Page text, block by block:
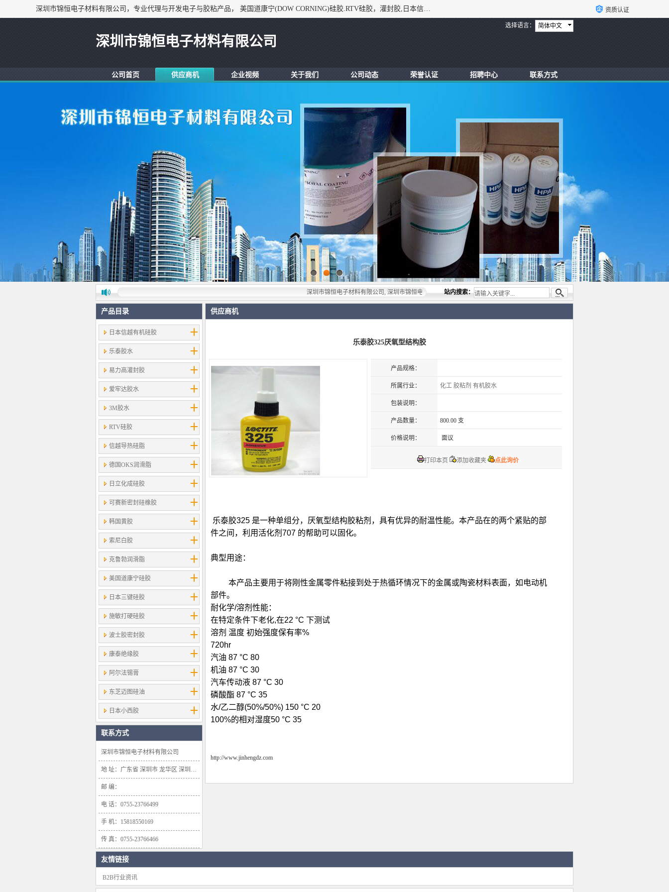
深圳市锦恒电子材料有限公司，专业代理与开发电子与胶粘产品， 美国道康宁(DOW CORNING)硅胶.RTV硅胶，灌封胶,日本信越(ShinEtsu)， 美国通用/东芝(GE/Toshiba)，美国HUMISEAL防潮绝缘胶， 日本小西(KONISHI)胶粘剂，3M,三键，乐泰，日本施敏打硬(CEMEDINE)硅胶，等众多进口品牌. 资质认证
简体中文
选择语言：
深圳市锦恒电子材料有限公司
公司首页 供应商机 企业视频 关于我们 公司动态 荣誉认证 招聘中心 联系方式
深圳市锦恒电子材料有限公司, 深圳市锦恒电子材料有限公司，专业代理与开发电子与胶粘产品， 美国道康宁(DOW CORNING)硅胶.RTV
站内搜索：
产品目录
日本信越有机硅胶
乐泰胶水
易力高灌封胶
爱牢达胶水
3M胶水
RTV硅胶
信越导热硅脂
德国OKS润滑脂
日立化成硅胶
可赛新密封硅橡胶
韩国黄胶
索尼白胶
克鲁勃润滑脂
美国道康宁硅胶
日本三键硅胶
施敏打硬硅胶
波士胶密封胶
康泰绝缘胶
阿尔法锡膏
东芝迈图硅油
日本小西胶
联系方式
深圳市锦恒电子材料有限公司
地 址：广东省 深圳市 龙华区 深圳市龙华新区大浪办事处浪口社区华盛路134号雍景轩商业大厦1638号
邮 编：
电 话：0755-23766499
手 机：15818550169
传 真：0755-23766466
供应商机
乐泰胶325厌氧型结构胶
产品规格：
所属行业： 化工 胶粘剂 有机胶水
包装说明：
产品数量： 800.00 支
价格说明： 面议
打印本页 添加收藏夹 点此询价
乐泰胶325 是一种单组分，厌氧型结构胶粘剂，具有优异的耐温性能。本产品在的两个紧贴的部
件之间，利用活化剂707 的帮助可以固化。
典型用途：
本产品主要用于将刚性金属零件粘接到处于热循环情况下的金属或陶瓷材料表面，如电动机
部件。
耐化学/溶剂性能：
在特定条件下老化,在22 °C 下测试
溶剂 温度 初始强度保有率%
720hr
汽油 87 °C 80
机油 87 °C 30
汽车传动液 87 °C 30
磷酸酯 87 °C 35
水/乙二醇(50%/50%) 150 °C 20
100%的相对湿度50 °C 35
http://www.jinhengdz.com
友情链接
B2B行业资讯